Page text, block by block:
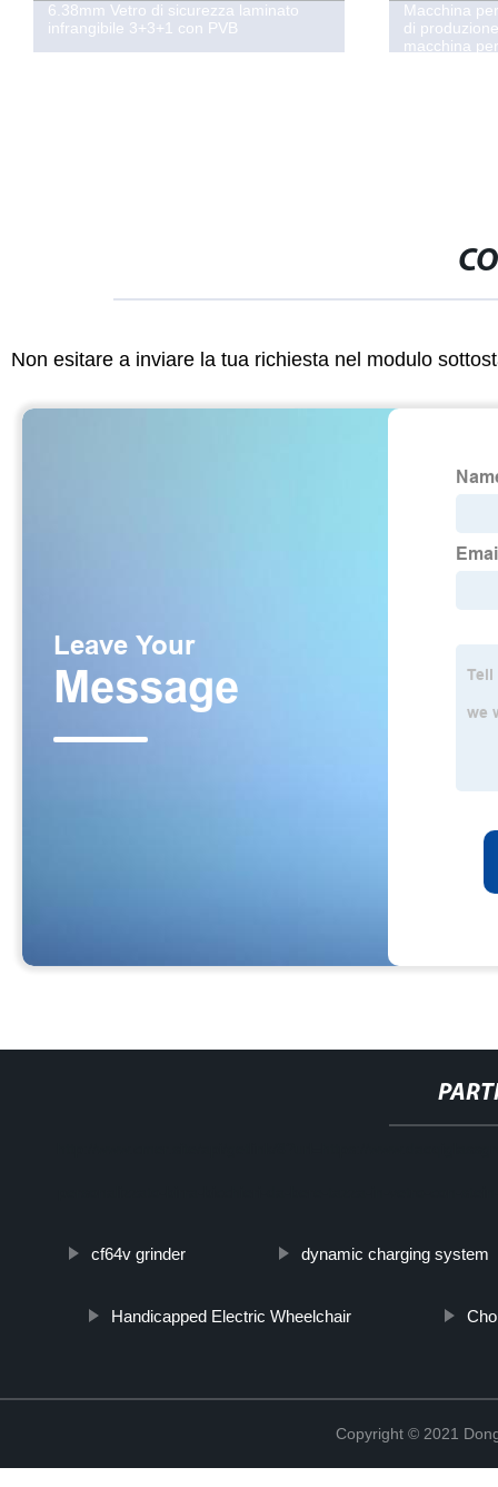
6.38mm Vetro di sicurezza laminato
infrangibile 3+3+1 con PVB
Macchina
di
macchina
Non esitare a inviare la tua richiesta nel modulo
cf64v grinder dynamic charging system
Handicapped Electric Wheelchair
Copyright © 2021